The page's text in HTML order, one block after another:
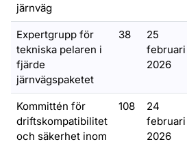
järnväg
Expertgrupp för
tekniska pelaren i
fjärde
järnvägspaketet
38
25
februari
2026
Kommittén för
driftskompatibilitet
och säkerhet inom
108
24
februari
2026